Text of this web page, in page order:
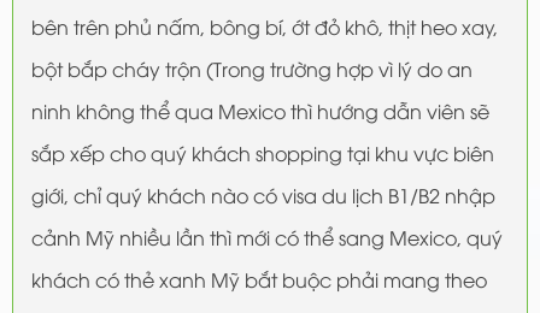
bên trên phủ nấm, bông bí, ớt đỏ khô, thịt heo xay,
bột bắp cháy trộn (Trong trường hợp vì lý do an
ninh không thể qua Mexico thì hướng dẫn viên sẽ
sắp xếp cho quý khách shopping tại khu vực biên
giới, chỉ quý khách nào có visa du lịch B1/B2 nhập
cảnh Mỹ nhiều lần thì mới có thể sang Mexico, quý
khách có thẻ xanh Mỹ bắt buộc phải mang theo